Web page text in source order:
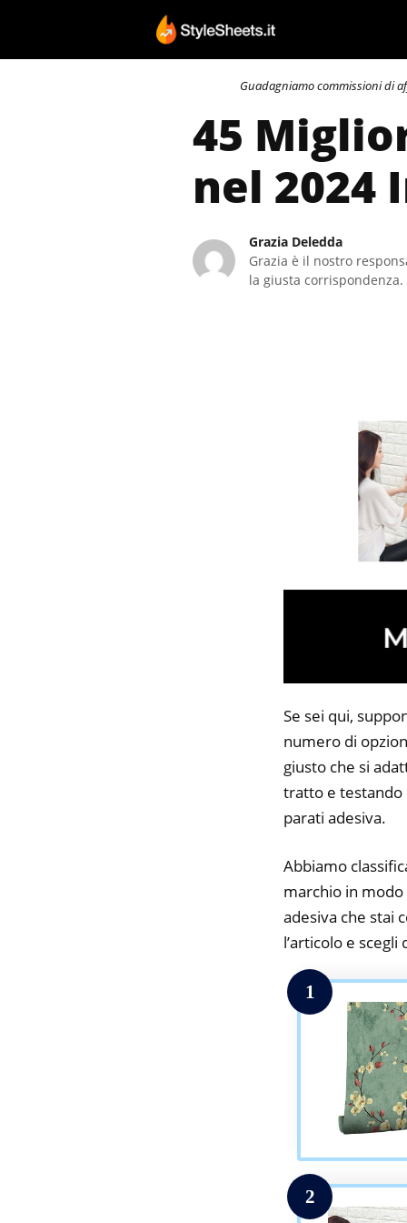
contenuto
Guadagniamo commissioni di
45
nel 2024
Grazia Deledda
Grazia è il nostro
la giusta
Se sei qui,
numero di
giusto che si
tratto e testando
parati adesiva.
Abbiamo
marchio in
adesiva che stai
l’articolo e
1
2